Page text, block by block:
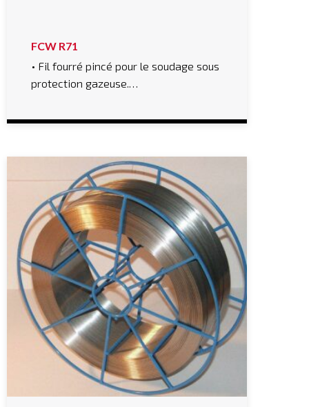
FCW R71
• Fil fourré pincé pour le soudage sous
protection gazeuse.…